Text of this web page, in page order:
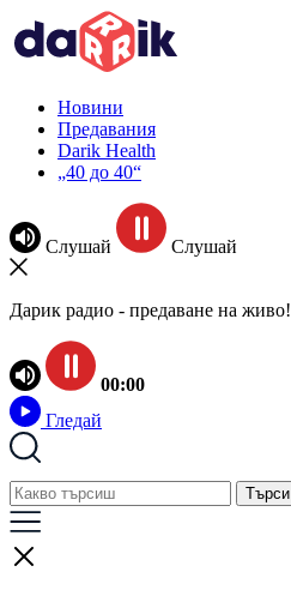
Новини
Предавания
Darik Health
„40 до 40“
Слушай Слушай
Дарик радио - предаване на живо!
00:00
Гледай